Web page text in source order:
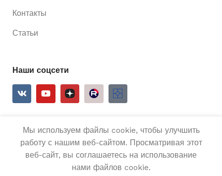
Контакты
Статьи
Наши соцсети
Ривьера 24 Все права защищены.
Мы используем файлы cookie, чтобы улучшить
работу с нашим веб-сайтом. Просматривая этот
веб-сайт, вы соглашаетесь на использование
нами файлов cookie.
Серебренные